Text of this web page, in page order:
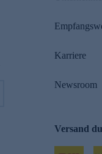
Karriere
Newsroom
Versand